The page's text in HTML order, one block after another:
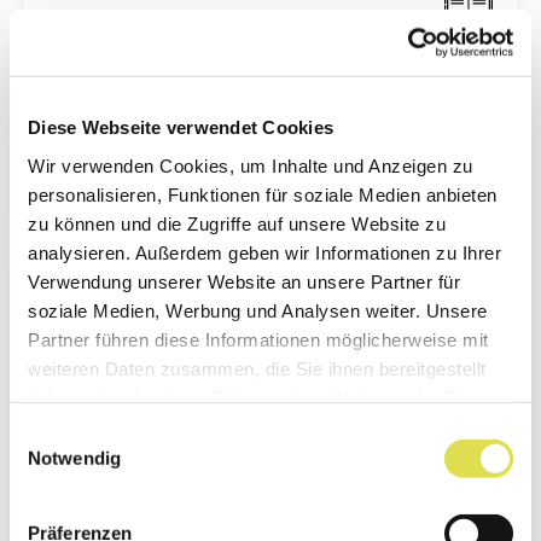
Diese Webseite verwendet Cookies
Wir verwenden Cookies, um Inhalte und Anzeigen zu
personalisieren, Funktionen für soziale Medien anbieten
zu können und die Zugriffe auf unsere Website zu
analysieren. Außerdem geben wir Informationen zu Ihrer
Verwendung unserer Website an unsere Partner für
soziale Medien, Werbung und Analysen weiter. Unsere
Partner führen diese Informationen möglicherweise mit
weiteren Daten zusammen, die Sie ihnen bereitgestellt
Notwendig
Präferenzen
Was ist die Milchstrasse?
Weiterlesen...